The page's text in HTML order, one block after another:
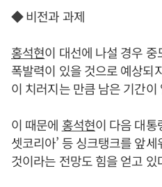
◆ 비전과 과제
홍석현이 대선에 나설 경우
폭발력이 있을 것으로 예상되
이 치러지는 만큼 남은 기간
이 때문에 홍석현이 다음 대통
셋코리아’ 등 싱크탱크를 앞
것이라는 전망도 힘을 얻고 있